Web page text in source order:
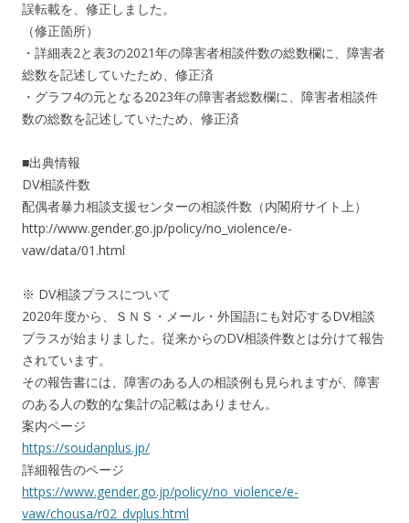
誤転載を、修正しました。
（修正箇所）
・詳細表2と表3の2021年の障害者相談件数の総数欄に、障害者
総数を記述していたため、修正済
・グラフ4の元となる2023年の障害者総数欄に、障害者相談件
数の総数を記述していたため、修正済
■出典情報
DV相談件数
配偶者暴力相談支援センターの相談件数（内閣府サイト上）
http://www.gender.go.jp/policy/no_violence/e-
vaw/data/01.html
※ DV相談プラスについて
2020年度から、ＳＮＳ・メール・外国語にも対応するDV相談
プラスが始まりました。従来からのDV相談件数とは分けて報告
されています。
その報告書には、障害のある人の相談例も見られますが、障害
のある人の数的な集計の記載はありません。
案内ページ
https://soudanplus.jp/
詳細報告のページ
https://www.gender.go.jp/policy/no_violence/e-
vaw/chousa/r02_dvplus.html